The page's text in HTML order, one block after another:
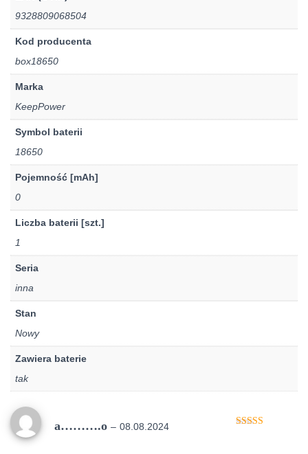
9328809068504
Kod producenta
box18650
Marka
KeepPower
Symbol baterii
18650
Pojemność [mAh]
0
Liczba baterii [szt.]
1
Seria
inna
Stan
Nowy
Zawiera baterie
tak
a……….o – 08.08.2024